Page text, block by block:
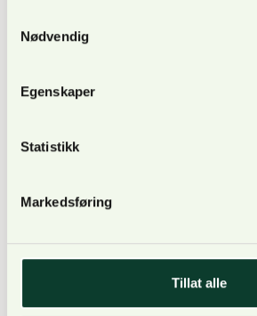
Nødvendig
Egenskaper
Statistikk
Markedsføring
Tillat alle
Fredrik selv ser frem til å ta fatt
studiene mine var både nyttig og
jobbe i NORSKOG kan jeg bidra til
blir utnyttet på best mulig måte,